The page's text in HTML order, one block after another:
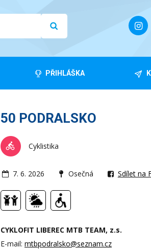
PŘIHLÁŠKA
50 PODRALSKO
Cyklistika
7. 6. 2026 Osečná Sdílet na
CYKLOFIT LIBEREC MTB TEAM, z.s.
E-mail: mtbpodralsko@seznam.cz